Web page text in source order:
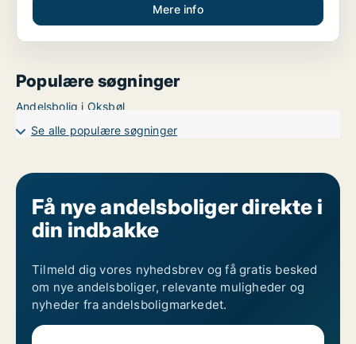
Mere info
Populære søgninger
Andelsbolig i Oksbøl
Se alle populære søgninger
Få nye andelsboliger direkte i
din indbakke
Tilmeld dig vores nyhedsbrev og få gratis besked
om nye andelsboliger, relevante muligheder og
nyheder fra andelsboligmarkedet.